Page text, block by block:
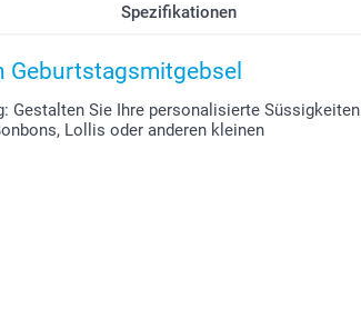
Spezifikationen
Geburtstagsmitgebsel
Gestalten Sie Ihre personalisierte Süssigkeiten
Lollis oder anderen kleinen